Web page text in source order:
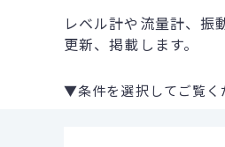
レベル計や流量計、振
更新、掲載します。
▼条件を選択してご覧く